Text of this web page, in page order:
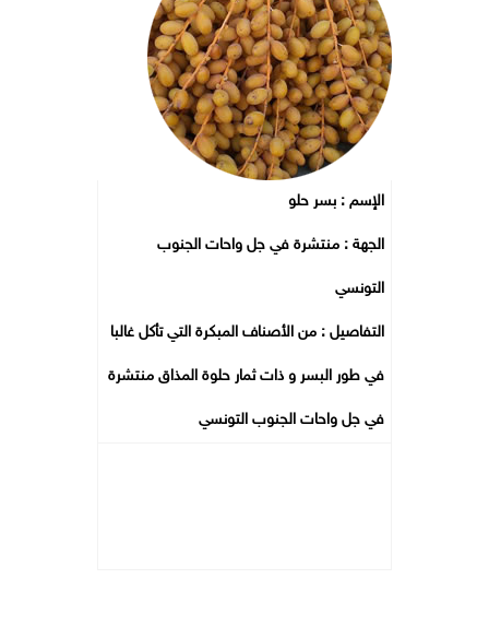
الإسم : بسر حلو
الجهة : منتشرة في جل واحات الجنوب
التونسي
التفاصيل : من الأصناف المبكرة التي تأكل غالبا
في طور البسر و ذات ثمار حلوة المذاق منتشرة
في جل واحات الجنوب التونسي